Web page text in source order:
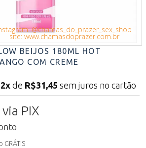
@chamas_do_prazer_sex_shop
site: www.chamasdoprazer.com.br
BEIJOS 180ML HOT
COM CREME
2x de R$31,45 sem juros no cartão
via PIX